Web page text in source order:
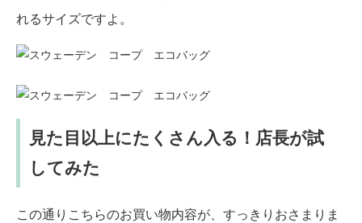
れるサイズですよ。
見た目以上にたくさん入る！店長が試
してみた
この通りこちらのお買い物内容が、すっきりおさまりま